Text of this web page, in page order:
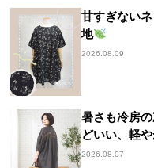
甘すぎない
地
2026.08.09
暑さも冷房
どいい、軽や
2026.08.07